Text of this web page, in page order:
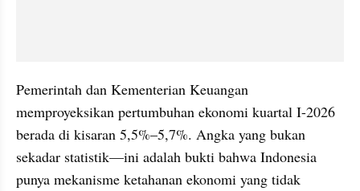
Pemerintah dan Kementerian Keuangan
memproyeksikan pertumbuhan ekonomi kuartal I-2026
berada di kisaran 5,5%–5,7%. Angka yang bukan
sekadar statistik—ini adalah bukti bahwa Indonesia
punya mekanisme ketahanan ekonomi yang tidak